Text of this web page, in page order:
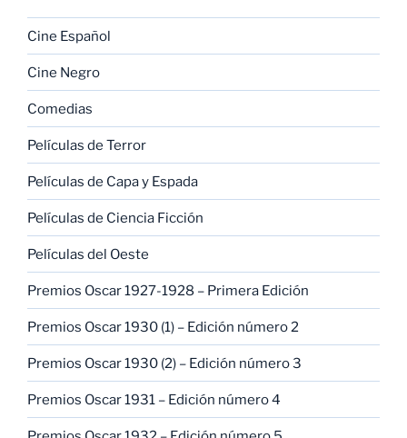
Cine Español
Cine Negro
Comedias
Películas de Terror
Películas de Capa y Espada
Películas de Ciencia Ficción
Películas del Oeste
Premios Oscar 1927-1928 – Primera Edición
Premios Oscar 1930 (1) – Edición número 2
Premios Oscar 1930 (2) – Edición número 3
Premios Oscar 1931 – Edición número 4